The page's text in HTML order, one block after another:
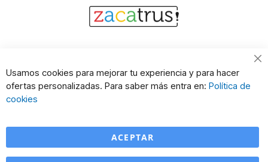
Usamos cookies para mejorar tu experiencia y para hacer
ofertas personalizadas. Para saber más entra en: Política de
cookies
ACEPTAR